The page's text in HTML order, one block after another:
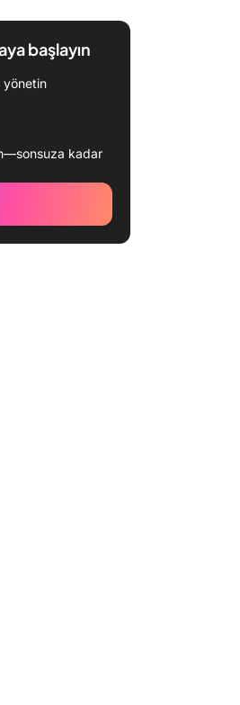
başlayın
yönetin
kadar